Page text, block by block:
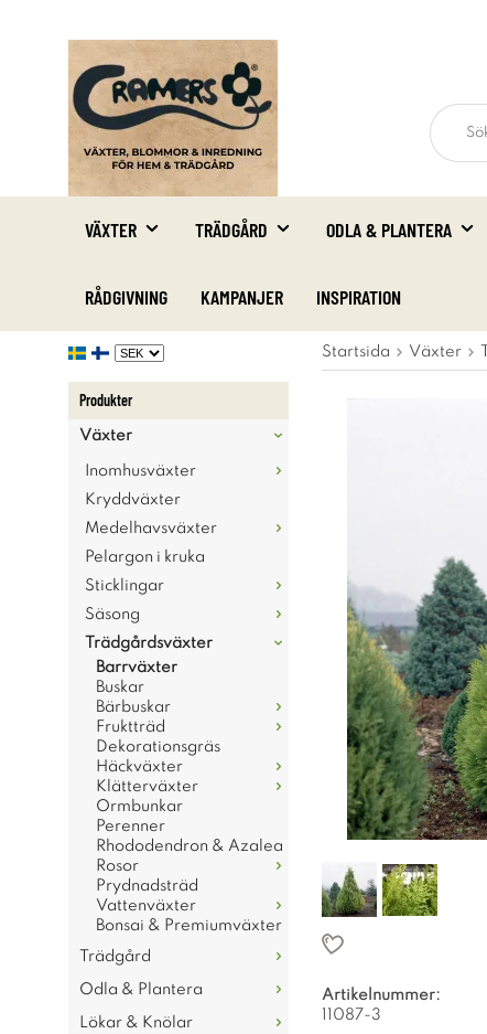
VÄXTER TRÄDGÅRD ODLA & PLANTERA
RÅDGIVNING KAMPANJER INSPIRATION
Produkter
Växter
Inomhusväxter
Kryddväxter
Medelhavsväxter
Pelargon i kruka
Sticklingar
Säsong
Trädgårdsväxter
Barrväxter
Buskar
Bärbuskar
Fruktträd
Dekorationsgräs
Häckväxter
Klätterväxter
Ormbunkar
Perenner
Rhododendron & Azalea
Rosor
Prydnadsträd
Vattenväxter
Bonsai & Premiumväxter
Trädgård
Odla & Plantera
Lökar & Knölar
Startsida Växter
Artikelnummer:
11087-3